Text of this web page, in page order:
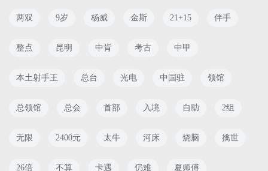
两双 9岁 杨威 金斯 21+15 伴手
整点 昆明 中肯 考古 中甲
本土射手王 总台 光电 中国驻 领馆
总领馆 总会 首部 入境 自助 2组
无限 2400元 太牛 河床 烧脑 擒世
26倍 不算 卡遇 仍难 夏师傅